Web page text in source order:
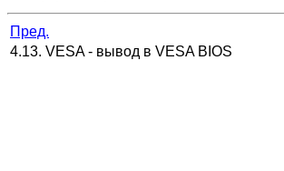
Пред.
4.13. VESA - вывод в VESA BIOS